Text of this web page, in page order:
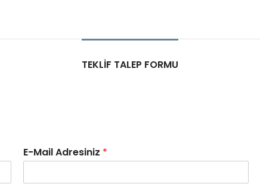
TEKLIF TALEP FORMU
E-Mail Adresiniz *